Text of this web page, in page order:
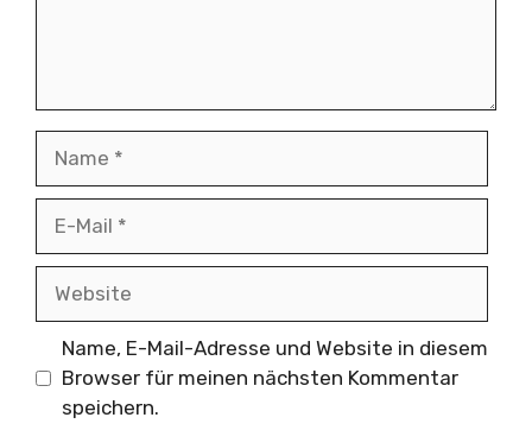
Name, E-Mail-Adresse und Website in diesem
Browser für meinen nächsten Kommentar
speichern.